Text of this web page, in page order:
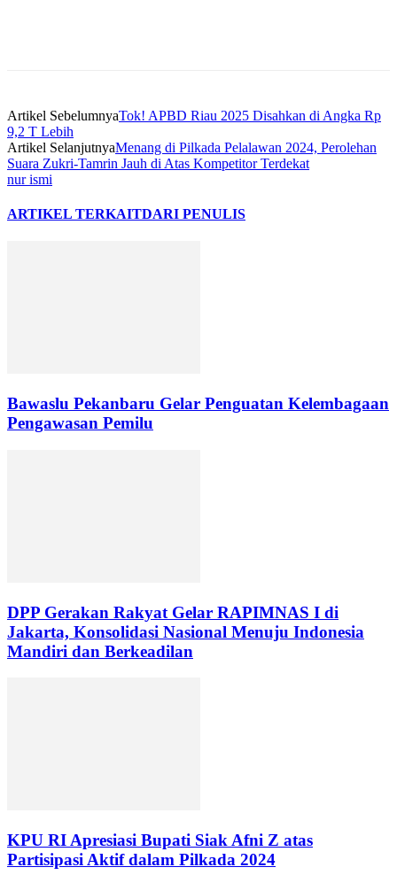
Artikel SebelumnyaTok! APBD Riau 2025 Disahkan di Angka Rp
9,2 T Lebih
Artikel SelanjutnyaMenang di Pilkada Pelalawan 2024, Perolehan
Suara Zukri-Tamrin Jauh di Atas Kompetitor Terdekat
nur ismi
ARTIKEL TERKAITDARI PENULIS
Bawaslu Pekanbaru Gelar Penguatan Kelembagaan
Pengawasan Pemilu
DPP Gerakan Rakyat Gelar RAPIMNAS I di
Jakarta, Konsolidasi Nasional Menuju Indonesia
Mandiri dan Berkeadilan
KPU RI Apresiasi Bupati Siak Afni Z atas
Partisipasi Aktif dalam Pilkada 2024